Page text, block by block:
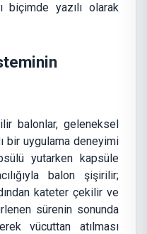
biçimde yazılı olarak
balonlar, geleneksel
bir uygulama deneyimi
yutarken kapsüle
balon şişirilir;
kateter çekilir ve
sürenin sonunda
vücuttan atılması